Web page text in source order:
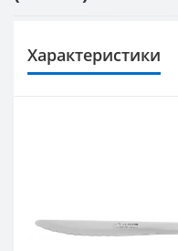
Характеристики